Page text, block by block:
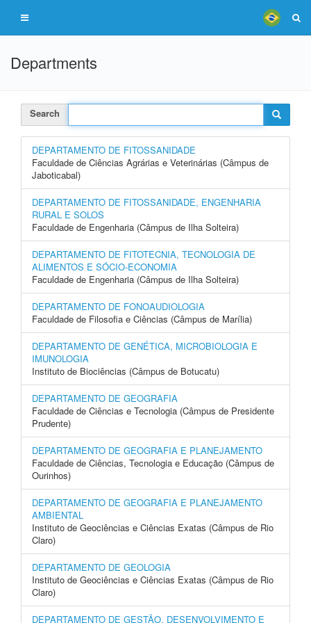
Departments
Search
DEPARTAMENTO DE FITOSSANIDADE
Faculdade de Ciências Agrárias e Veterinárias (Câmpus de
Jaboticabal)
DEPARTAMENTO DE FITOSSANIDADE, ENGENHARIA
RURAL E SOLOS
Faculdade de Engenharia (Câmpus de Ilha Solteira)
DEPARTAMENTO DE FITOTECNIA, TECNOLOGIA DE
ALIMENTOS E SÓCIO-ECONOMIA
Faculdade de Engenharia (Câmpus de Ilha Solteira)
DEPARTAMENTO DE FONOAUDIOLOGIA
Faculdade de Filosofia e Ciências (Câmpus de Marília)
DEPARTAMENTO DE GENÉTICA, MICROBIOLOGIA E
IMUNOLOGIA
Instituto de Biociências (Câmpus de Botucatu)
DEPARTAMENTO DE GEOGRAFIA
Faculdade de Ciências e Tecnologia (Câmpus de Presidente
Prudente)
DEPARTAMENTO DE GEOGRAFIA E PLANEJAMENTO
Faculdade de Ciências, Tecnologia e Educação (Câmpus de
Ourinhos)
DEPARTAMENTO DE GEOGRAFIA E PLANEJAMENTO
AMBIENTAL
Instituto de Geociências e Ciências Exatas (Câmpus de Rio
Claro)
DEPARTAMENTO DE GEOLOGIA
Instituto de Geociências e Ciências Exatas (Câmpus de Rio
Claro)
DEPARTAMENTO DE GESTÃO, DESENVOLVIMENTO E